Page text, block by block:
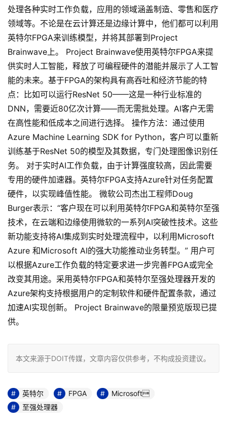
处理各种实时工作负载，应用的领域涵盖制造、零售和医疗
领域等。不论是在云计算还是边缘计算中，他们都可以利用
英特尔FPGA来训练模型，并将其部署到Project
Brainwave上。 Project Brainwave使用英特尔FPGA来提
供实时人工智能，释放了可编程硬件的潜能并展示了人工智
能的未来。基于FPGA的架构具有高吞吐和经济节能的特
点：比如可以运行ResNet 50——这是一种行业标准的
DNN，需要近80亿次计算——而无需批处理。AI客户无需
在高性能和低成本之间进行选择。 操作方法：通过使用
Azure Machine Learning SDK for Python，客户可以重新
训练基于ResNet 50的模型及其数据，专门处理图像识别任
务。 对于实时AI工作负载，由于计算强度较高，因此需要
专用的硬件加速器。英特尔FPGA支持Azure针对任务配置
硬件，以实现峰值性能。 微软公司杰出工程师Doug
Burger表示：“客户现在可以利用英特尔FPGA和英特尔至强
技术，在云端和边缘使用微软的一系列AI突破性技术。这些
新功能支持将AI集成到实时处理流程中，以利用Microsoft
Azure 和Microsoft AI的强大功能推动业务转型。” 用户可
以根据Azure工作负载的特定要求进一步完善FPGA或完全
改变其用途。采用英特尔FPGA和英特尔至强处理器开发的
Azure架构支持根据用户的定制软件和硬件配置条款，通过
加速AI实现创新。 Project Brainwave的限量预览版现已提
供。
本文来源于DOIT传媒，文章内容仅供参考，不构成投资建议。
英特尔 FPGA
Microsoft
至强处理器